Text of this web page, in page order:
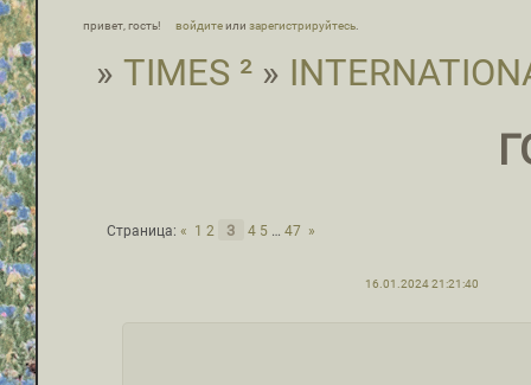
привет, гость! войдитеили зарегистрируйтесь
» TIMES ² »
Страница:« 1 2 3 4 5 … 47 »
16.01.2024 21:21:40